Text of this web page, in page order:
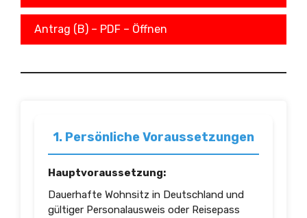
Antrag (B) – PDF – Öffnen
1. Persönliche Voraussetzungen
Hauptvoraussetzung:
Dauerhafte Wohnsitz in Deutschland und
gültiger Personalausweis oder Reisepass